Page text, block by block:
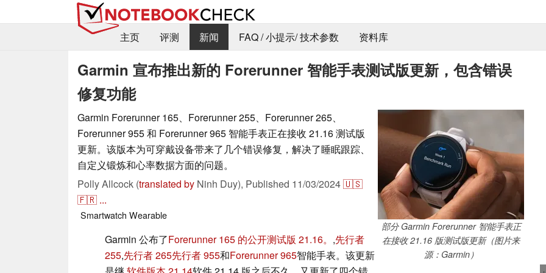
主页 评测 新闻 FAQ / 小提示/ 技术参数 资料库
Garmin 宣布推出新的 Forerunner 智能手表测试版更新，包含错误
修复功能
部分 Garmin Forerunner 智能手表正
在接收 21.16 版测试版更新（图片来
源：Garmin）
Garmin Forerunner 165、Forerunner 255、Forerunner 265、
Forerunner 955 和 Forerunner 965 智能手表正在接收 21.16 测试版
更新。该版本为可穿戴设备带来了几个错误修复，解决了睡眠跟踪、
自定义锻炼和心率数据方面的问题。
Polly Allcock (translated by Ninh Duy), Published 11/03/2024🇺🇸
🇫🇷 ...
Smartwatch Wearable
Garmin 公布了Forerunner 165 的公开测试版 21.16。 ,先行者
255,先行者 265先行者 955和Forerunner 965智能手表。该更新